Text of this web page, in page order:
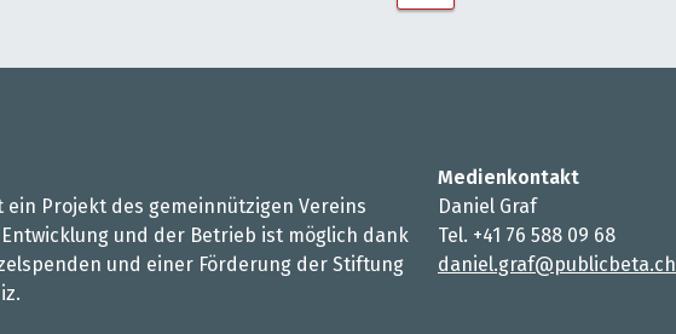
ein Projekt des gemeinnützigen Vereins
Entwicklung und der Betrieb ist möglich dank
und einer Förderung der Stiftung
Medienkontakt
Daniel Graf
Tel. +41 76 588 09 68
daniel.graf@publicbeta.ch